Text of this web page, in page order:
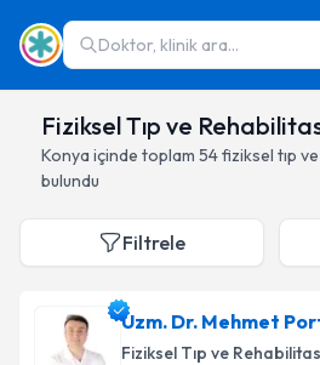
Doktor, klinik ara...
Fiziksel Tıp ve
Konya içinde toplam 54fiziksel tıp
bulundu
Filtrele
Uzm. Dr. Mehmet
Fiziksel Tıp ve